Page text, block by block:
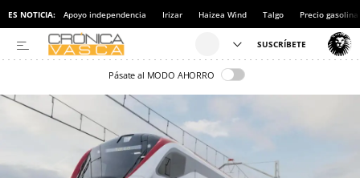
ES NOTICIA: Apoyo independencia Irizar Haizea Wind Talgo Precio gasolina
Pásate al MODO AHORRO